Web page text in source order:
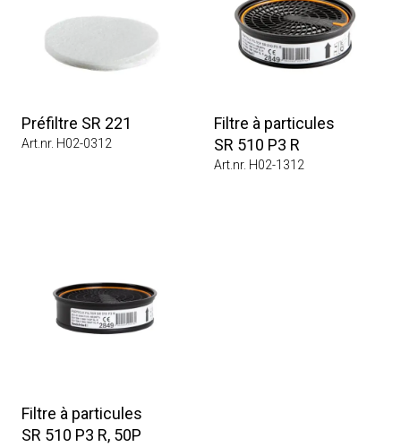
Préfiltre SR 221
Art.nr. H02-0312
Filtre à particules
SR 510 P3 R
Art.nr. H02-1312
Filtre à particules
SR 510 P3 R, 50P